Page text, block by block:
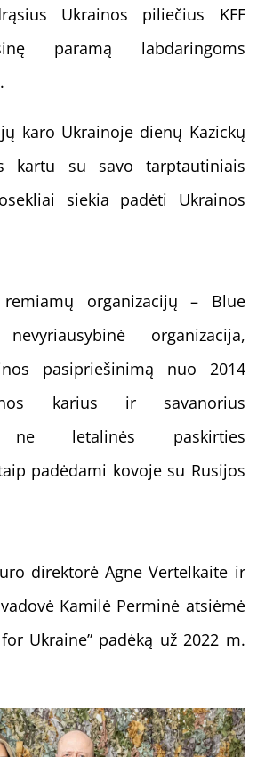
Ukrainos piliečius KFF
paramą labdaringoms
karo Ukrainoje dienų Kazickų
kartu su savo tarptautiniais
siekia padėti Ukrainos
organizacijų – Blue
organizacija,
pasipriešinimą nuo 2014
karius ir savanorius
ne letalinės paskirties
padėdami kovoje su Rusijos
direktorė Agne Vertelkaite ir
Kamilė Perminė atsiėmė
Ukraine” padėką už 2022 m.